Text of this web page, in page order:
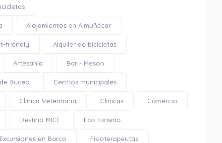
Alojamientos en Almuñécar
friendly Alquiler de bicicletas
Artesanía Bar - Mesón
Buceo Centros municipales
Clínica Veterinaria Clínicas Comercio
Destino MICE Eco-turismo
Excursiones en Barco Fisioterapeutas